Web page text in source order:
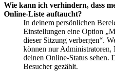
Wie kann ich verhindern, dass
Online-Liste auftaucht?
In deinem persönlichen
Einstellungen eine Option
dieser Sitzung verbergen“.
können nur Administratoren,
deinen Online-Status sehen.
Besucher gezählt.